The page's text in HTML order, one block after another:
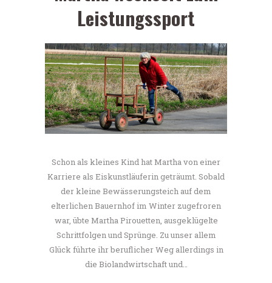
Leistungssport
Schon als kleines Kind hat Martha von einer
Karriere als Eiskunstläuferin geträumt. Sobald
der kleine Bewässerungsteich auf dem
elterlichen Bauernhof im Winter zugefroren
war, übte Martha Pirouetten, ausgeklügelte
Schrittfolgen und Sprünge. Zu unser allem
Glück führte ihr beruflicher Weg allerdings in
die Biolandwirtschaft und…